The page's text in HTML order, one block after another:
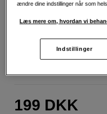
Grøn
199 DKK
ændre dine indstillinger når som
Læs mere om, hvordan vi
Indstillinger